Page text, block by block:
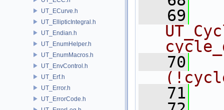
UT_ECurve.h
UT_EllipticIntegral.h
UT_Endian.h
UT_EnumHelper.h
UT_EnumMacros.h
UT_EnvControl.h
UT_Erf.h
UT_Error.h
UT_ErrorCode.h
   69
   70
   71